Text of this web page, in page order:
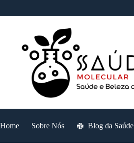
Home Sobre Nós Blog da Saúde